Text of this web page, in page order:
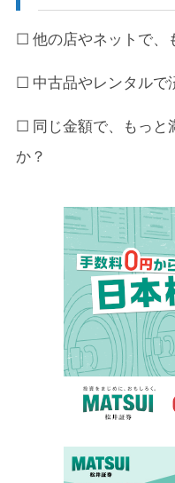
☐ 他の店やネットで、
☐ 中古品やレンタルで
☐ 同じ金額で、もっと
か？